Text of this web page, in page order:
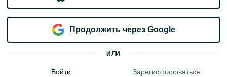
Продолжить через Google
ИЛИ
Войти Зарегистрироваться